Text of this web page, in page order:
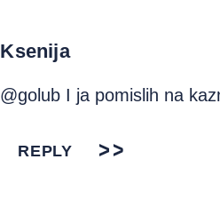
Ksenija
@golub I ja pomislih na
REPLY